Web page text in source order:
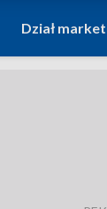
Dział